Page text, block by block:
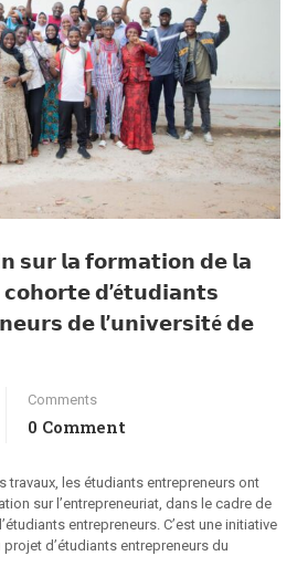
𝘀𝘂𝗿 𝗹𝗮 𝗳𝗼𝗿𝗺𝗮𝘁𝗶𝗼𝗻 𝗱𝗲 𝗹𝗮
𝗱’é𝘁𝘂𝗱𝗶𝗮𝗻𝘁𝘀
𝗱𝗲 𝗹’𝘂𝗻𝗶𝘃𝗲𝗿𝘀𝗶𝘁é 𝗱𝗲
Comments
0 Comment
travaux, les étudiants entrepreneurs ont
sur l’entrepreneuriat, dans le cadre de
entrepreneurs. C’est une initiative
d’étudiants entrepreneurs du